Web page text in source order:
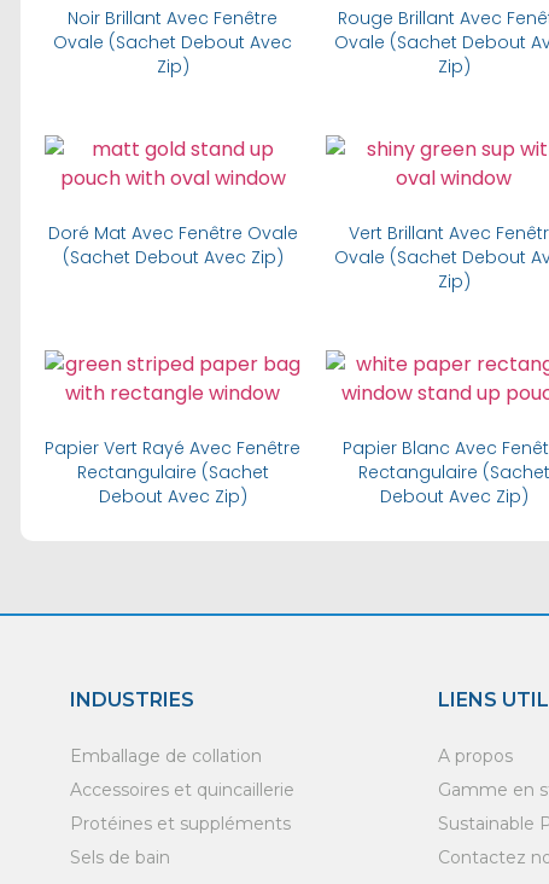
Noir Brillant Avec Fenêtre
Ovale (Sachet Debout Avec
Zip)
Rouge Brillant Avec
Ovale (Sachet Debout
Zip)
Doré Mat Avec Fenêtre Ovale
(Sachet Debout Avec Zip)
Buy Now
Vert Brillant Avec
Ovale (Sachet Debout
Zip)
Buy Now
Papier Vert Rayé Avec Fenêtre
Rectangulaire (Sachet
Debout Avec Zip)
Buy Now
Papier Blanc Avec
Rectangulaire (Sachet
Debout Avec Zip)
Buy Now
INDUSTRIES
Emballage de collation
Accessoires et quincaillerie
Protéines et suppléments
Sels de bain
LIENS
A propos
Gamme en
Sustainable
Contactez